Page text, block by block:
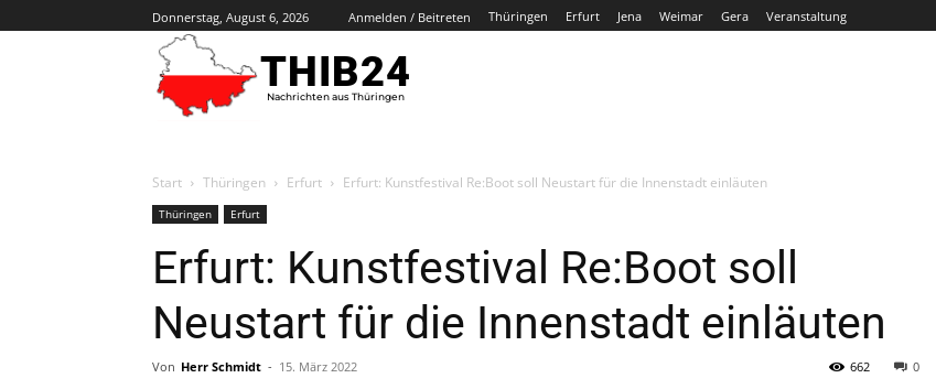
Donnerstag, August 6, 2026 Anmelden / Beitreten Thüringen Erfurt Jena Weimar Gera Veranstaltung
THIB24
Nachrichten aus Thüringen
Start Thüringen Erfurt Erfurt: Kunstfestival Re:Boot soll Neustart für die Innenstadt einläuten
Thüringen Erfurt
Erfurt: Kunstfestival Re:Boot soll
Neustart für die Innenstadt einläuten
Von Herr Schmidt - 15. März 2022 0
662